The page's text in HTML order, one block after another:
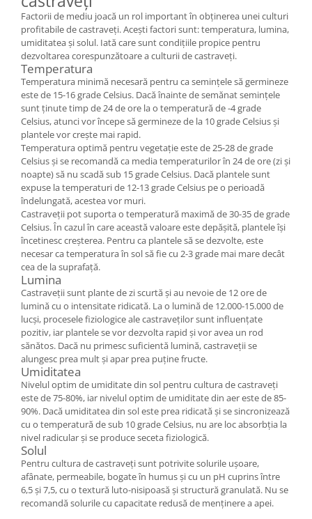
Factorii de mediu joacă un rol important în obținerea unei culturi
profitabile de castraveți. Acești factori sunt: temperatura, lumina,
umiditatea și solul. Iată care sunt condițiile propice pentru
dezvoltarea corespunzătoare a culturii de castraveți.
Temperatura
Temperatura minimă necesară pentru ca semințele să germineze
este de 15-16 grade Celsius. Dacă înainte de semănat semințele
sunt ținute timp de 24 de ore la o temperatură de -4 grade
Celsius, atunci vor începe să germineze de la 10 grade Celsius și
plantele vor crește mai rapid.
Temperatura optimă pentru vegetație este de 25-28 de grade
Celsius și se recomandă ca media temperaturilor în 24 de ore (zi și
noapte) să nu scadă sub 15 grade Celsius. Dacă plantele sunt
expuse la temperaturi de 12-13 grade Celsius pe o perioadă
îndelungată, acestea vor muri.
Castraveții pot suporta o temperatură maximă de 30-35 de grade
Celsius. În cazul în care această valoare este depășită, plantele își
încetinesc creșterea. Pentru ca plantele să se dezvolte, este
necesar ca temperatura în sol să fie cu 2-3 grade mai mare decât
cea de la suprafață.
Lumina
Castraveții sunt plante de zi scurtă și au nevoie de 12 ore de
lumină cu o intensitate ridicată. La o lumină de 12.000-15.000 de
lucși, procesele fiziologice ale castraveților sunt influențate
pozitiv, iar plantele se vor dezvolta rapid și vor avea un rod
sănătos. Dacă nu primesc suficientă lumină, castraveții se
alungesc prea mult și apar prea puține fructe.
Umiditatea
Nivelul optim de umiditate din sol pentru cultura de castraveți
este de 75-80%, iar nivelul optim de umiditate din aer este de 85-
90%. Dacă umiditatea din sol este prea ridicată și se sincronizează
cu o temperatură de sub 10 grade Celsius, nu are loc absorbția la
nivel radicular și se produce seceta fiziologică.
Solul
Pentru cultura de castraveți sunt potrivite solurile ușoare,
afânate, permeabile, bogate în humus și cu un pH cuprins între
6,5 și 7,5, cu o textură luto-nisipoasă și structură granulată. Nu se
recomandă solurile cu capacitate redusă de menținere a apei.